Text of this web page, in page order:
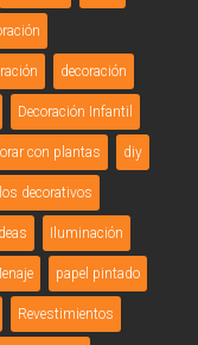
decoración
Decoración Infantil
con plantas diy
decorativos
Iluminación
papel pintado
Revestimientos